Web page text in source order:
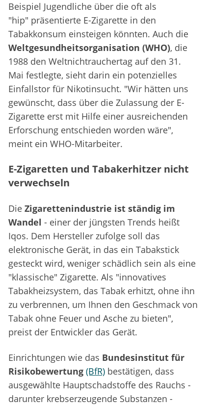
Beispiel Jugendliche über die oft als
"hip" präsentierte E-Zigarette in den
Tabakkonsum einsteigen könnten. Auch die
Weltgesundheitsorganisation (WHO), die
1988 den Weltnichtrauchertag auf den 31.
Mai festlegte, sieht darin ein potenzielles
Einfallstor für Nikotinsucht. "Wir hätten uns
gewünscht, dass über die Zulassung der E-
Zigarette erst mit Hilfe einer ausreichenden
Erforschung entschieden worden wäre",
meint ein WHO-Mitarbeiter.
E-Zigaretten und Tabakerhitzer nicht
verwechseln
Die Zigarettenindustrie ist ständig im
Wandel - einer der jüngsten Trends heißt
Iqos. Dem Hersteller zufolge soll das
elektronische Gerät, in das ein Tabakstick
gesteckt wird, weniger schädlich sein als eine
"klassische" Zigarette. Als "innovatives
Tabakheizsystem, das Tabak erhitzt, ohne ihn
zu verbrennen, um Ihnen den Geschmack von
Tabak ohne Feuer und Asche zu bieten",
preist der Entwickler das Gerät.
Einrichtungen wie das Bundesinstitut für
Risikobewertung (BfR) bestätigen, dass
ausgewählte Hauptschadstoffe des Rauchs -
darunter krebserzeugende Substanzen -